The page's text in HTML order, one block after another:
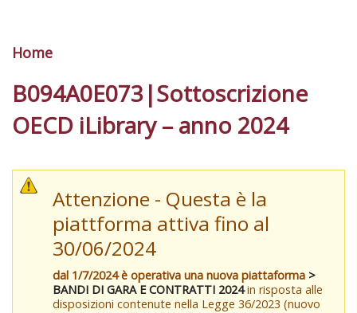
Tu sei qui
Home
B094A0E073|Sottoscrizione
OECD iLibrary – anno 2024
Attenzione - Questa è la
piattforma attiva fino al
30/06/2024
dal 1/7/2024 è operativa una nuova piattaforma >
BANDI DI GARA E CONTRATTI 2024in risposta alle
disposizioni contenute nella Legge 36/2023 (nuovo